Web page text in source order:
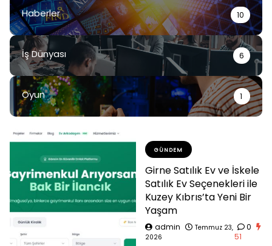
Haberler 10
İş Dünyası 6
Oyun 1
GÜNDEM
Girne Satılık Ev ve İskele
Satılık Ev Seçenekleri ile
Kuzey Kıbrıs’ta Yeni Bir
Yaşam
admin
Temmuz 23,
2026
0
51